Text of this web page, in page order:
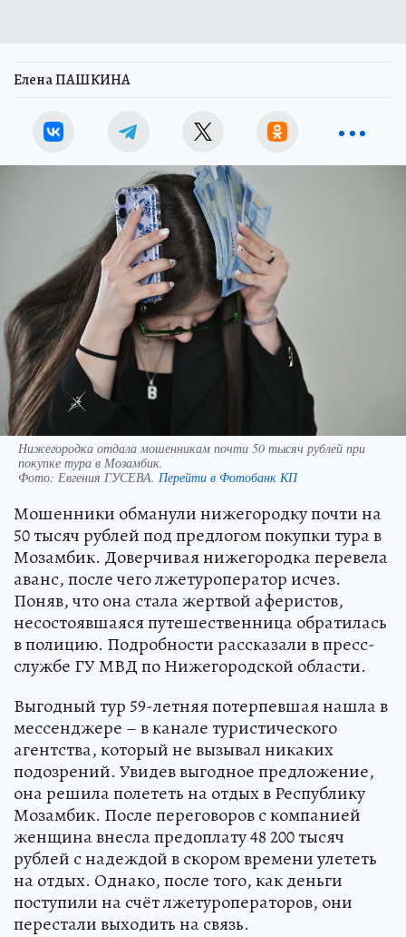
Елена ПАШКИНА
Нижегородка отдала мошенникам почти 50 тысяч рублей при
покупке тура в Мозамбик.
Фото: Евгения ГУСЕВА. Перейти в Фотобанк КП
Мошенники обманули нижегородку почти на
50 тысяч рублей под предлогом покупки тура в
Мозамбик. Доверчивая нижегородка перевела
аванс, после чего лжетуроператор исчез.
Поняв, что она стала жертвой аферистов,
несостоявшаяся путешественница обратилась
в полицию. Подробности рассказали в пресс-
службе ГУ МВД по Нижегородской области.
Выгодный тур 59-летняя потерпевшая нашла в
мессенджере – в канале туристического
агентства, который не вызывал никаких
подозрений. Увидев выгодное предложение,
она решила полететь на отдых в Республику
Мозамбик. После переговоров с компанией
женщина внесла предоплату 48 200 тысяч
рублей с надеждой в скором времени улететь
на отдых. Однако, после того, как деньги
поступили на счёт лжетуроператоров, они
перестали выходить на связь.